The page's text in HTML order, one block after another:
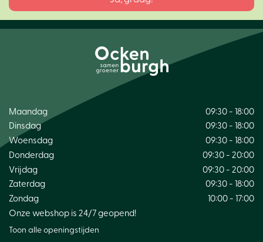
Maandag
09:30 - 18:00
Dinsdag
09:30 - 18:00
Woensdag
09:30 - 18:00
Donderdag
09:30 - 20:00
Vrijdag
09:30 - 20:00
Zaterdag
09:30 - 18:00
Zondag
10:00 - 17:00
Onze webshop is 24/7 geopend!
Toon alle openingstijden